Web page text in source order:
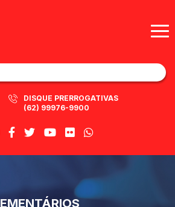
DISQUE PRERROGATIVAS
(62) 99976-9900
EMENTÁRIOS